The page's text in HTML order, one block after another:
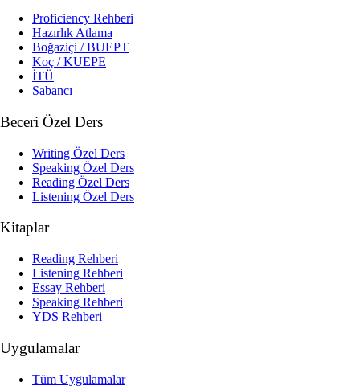
Proficiency Rehberi
Hazırlık Atlama
Boğaziçi / BUEPT
Koç / KUEPE
İTÜ
Sabancı
Beceri Özel Ders
Writing Özel Ders
Speaking Özel Ders
Reading Özel Ders
Listening Özel Ders
Kitaplar
Reading Rehberi
Listening Rehberi
Essay Rehberi
Speaking Rehberi
YDS Rehberi
Uygulamalar
Tüm Uygulamalar